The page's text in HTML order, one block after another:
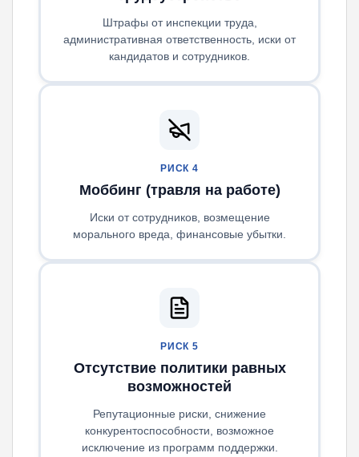
Штрафы от инспекции труда,
административная ответственность, иски от
кандидатов и сотрудников.
РИСК 4
Моббинг (травля на работе)
Иски от сотрудников, возмещение
морального вреда, финансовые убытки.
РИСК 5
Отсутствие политики равных
возможностей
Репутационные риски, снижение
конкурентоспособности, возможное
исключение из программ поддержки.